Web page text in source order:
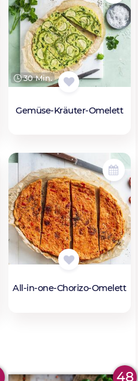
30 Min.
Gemüse-Kräuter-Omelett
All-in-one-Chorizo-Omelett
48